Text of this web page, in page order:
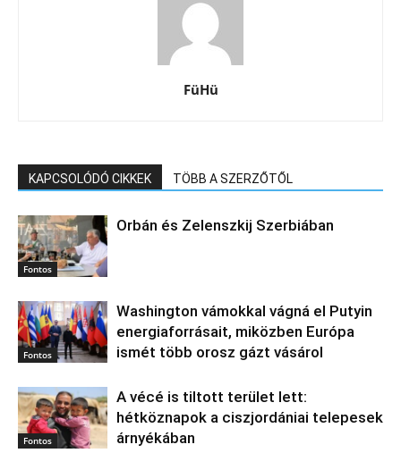
FüHü
KAPCSOLÓDÓ CIKKEK TÖBB A SZERZŐTŐL
Fontos
Orbán és Zelenszkij Szerbiában
Fontos
Washington vámokkal vágná el Putyin
energiaforrásait, miközben Európa
ismét több orosz gázt vásárol
Fontos
A vécé is tiltott terület lett:
hétköznapok a ciszjordániai telepesek
árnyékában